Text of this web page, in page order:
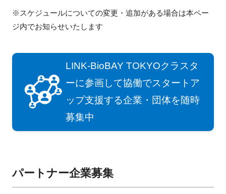
※スケジュールについての変更・追加がある場合は本ペー
ジ内でお知らせいたします
LINK-BioBAY TOKYOクラスタ
ーに参画して協働でスタートア
ップ支援する企業・団体を随時
募集中
パートナー企業募集